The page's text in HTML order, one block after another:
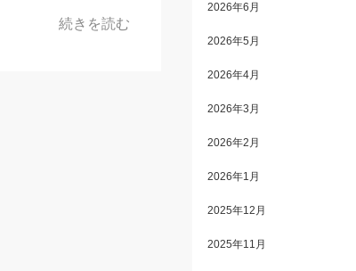
続きを読む
2026年6月
2026年5月
2026年4月
2026年3月
2026年2月
2026年1月
2025年12月
2025年11月